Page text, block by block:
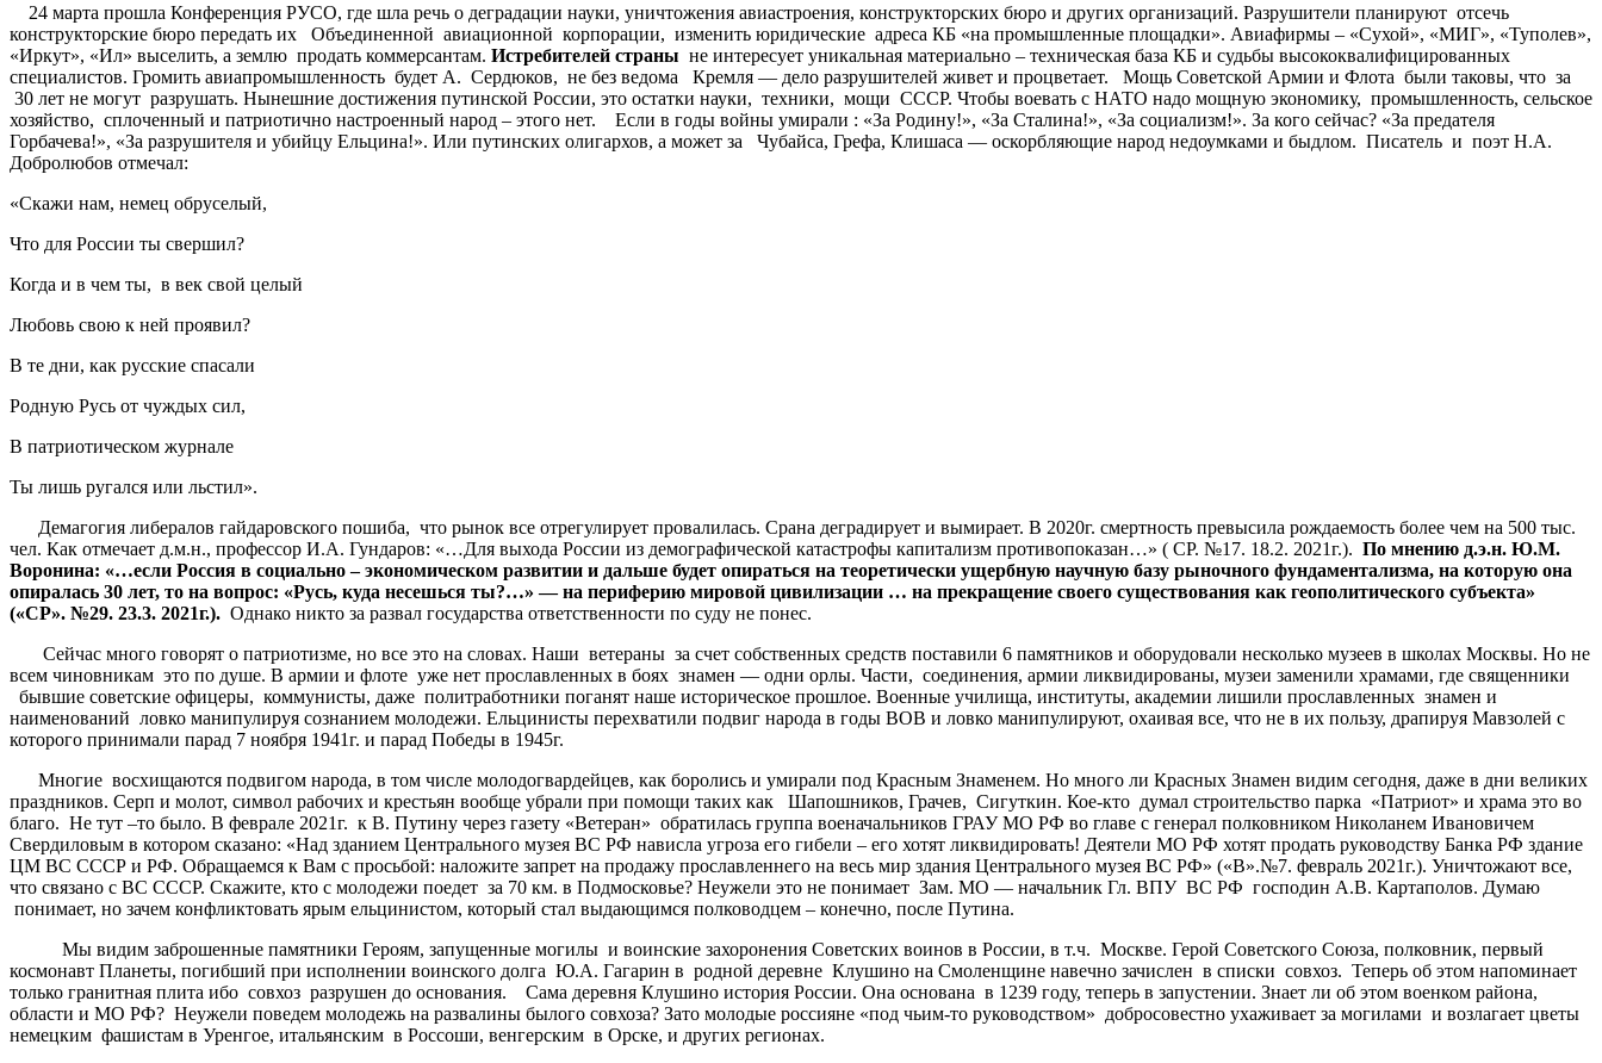
24 марта прошла Конференция РУСО, где шла речь о деградации науки, уничтожения авиастроения, конструкторских бюро и других организаций. Разрушители планируют отсечь
конструкторские бюро передать их Объединенной авиационной корпорации, изменить юридические адреса КБ «на промышленные площадки». Авиафирмы – «Сухой», «МИГ», «Туполев»,
«Иркут», «Ил» выселить, а землю продать коммерсантам. Истребителей страны не интересует уникальная материально – техническая база КБ и судьбы высококвалифицированных
специалистов. Громить авиапромышленность будет А. Сердюков, не без ведома Кремля — дело разрушителей живет и процветает. Мощь Советской Армии и Флота были таковы, что за
30 лет не могут разрушать. Нынешние достижения путинской России, это остатки науки, техники, мощи СССР. Чтобы воевать с НАТО надо мощную экономику, промышленность, сельское
хозяйство, сплоченный и патриотично настроенный народ – этого нет. Если в годы войны умирали : «За Родину!», «За Сталина!», «За социализм!». За кого сейчас? «За предателя
Горбачева!», «За разрушителя и убийцу Ельцина!». Или путинских олигархов, а может за Чубайса, Грефа, Клишаса — оскорбляющие народ недоумками и быдлом. Писатель и поэт Н.А.
Добролюбов отмечал:
«Скажи нам, немец обруселый,
Что для России ты свершил?
Когда и в чем ты, в век свой целый
Любовь свою к ней проявил?
В те дни, как русские спасали
Родную Русь от чуждых сил,
В патриотическом журнале
Ты лишь ругался или льстил».
Демагогия либералов гайдаровского пошиба, что рынок все отрегулирует провалилась. Срана деградирует и вымирает. В 2020г. смертность превысила рождаемость более чем на 500 тыс.
чел. Как отмечает д.м.н., профессор И.А. Гундаров: «…Для выхода России из демографической катастрофы капитализм противопоказан…» ( СР. №17. 18.2. 2021г.). По мнению д.э.н. Ю.М.
Воронина: «…если Россия в социально – экономическом развитии и дальше будет опираться на теоретически ущербную научную базу рыночного фундаментализма, на которую она
опиралась 30 лет, то на вопрос: «Русь, куда несешься ты?…» —на периферию мировой цивилизации … на прекращение своего существования как геополитического субъекта»
(«СР». №29. 23.3. 2021г.). Однако никто за развал государства ответственности по суду не понес.
Сейчас много говорят о патриотизме, но все это на словах. Наши ветераны за счет собственных средств поставили 6 памятников и оборудовали несколько музеев в школах Москвы. Но не
всем чиновникам это по душе. В армии и флоте уже нет прославленных в боях знамен — одни орлы. Части, соединения, армии ликвидированы, музеи заменили храмами, где священники
бывшие советские офицеры, коммунисты, даже политработники поганят наше историческое прошлое. Военные училища, институты, академии лишили прославленных знамен и
наименований ловко манипулируя сознанием молодежи. Ельцинисты перехватили подвиг народа в годы ВОВ и ловко манипулируют, охаивая все, что не в их пользу, драпируя Мавзолей с
которого принимали парад 7 ноября 1941г. и парад Победы в 1945г.
Многие восхищаются подвигом народа, в том числе молодогвардейцев, как боролись и умирали под Красным Знаменем. Но много ли Красных Знамен видим сегодня, даже в дни великих
праздников. Серп и молот, символ рабочих и крестьян вообще убрали при помощи таких как Шапошников, Грачев, Сигуткин. Кое-кто думал строительство парка «Патриот» и храма это во
благо. Не тут –то было. В феврале 2021г. к В. Путину через газету «Ветеран» обратилась группа военачальников ГРАУ МО РФ во главе с генерал полковником Николанем Ивановичем
Свердиловым в котором сказано: «Над зданием Центрального музея ВС РФ нависла угроза его гибели – его хотят ликвидировать! Деятели МО РФ хотят продать руководству Банка РФ здание
ЦМ ВС СССР и РФ. Обращаемся к Вам с просьбой: наложите запрет на продажу прославленнего на весь мир здания Центрального музея ВС РФ» («В».№7. февраль 2021г.). Уничтожают все,
что связано с ВС СССР. Скажите, кто с молодежи поедет за 70 км. в Подмосковье? Неужели это не понимает Зам. МО — начальник Гл. ВПУ ВС РФ господин А.В. Картаполов. Думаю
понимает, но зачем конфликтовать ярым ельцинистом, который стал выдающимся полководцем – конечно, после Путина.
Мы видим заброшенные памятники Героям, запущенные могилы и воинские захоронения Советских воинов в России, в т.ч. Москве. Герой Советского Союза, полковник, первый
космонавт Планеты, погибший при исполнении воинского долга Ю.А. Гагарин в родной деревне Клушино на Смоленщине навечно зачислен в списки совхоз. Теперь об этом напоминает
только гранитная плита ибо совхоз разрушен до основания. Сама деревня Клушино история России. Она основана в 1239 году, теперь в запустении. Знает ли об этом военком района,
области и МО РФ? Неужели поведем молодежь на развалины былого совхоза? Зато молодые россияне «под чьим-то руководством» добросовестно ухаживает за могилами и возлагает цветы
немецким фашистам в Уренгое, итальянским в Россоши, венгерским в Орске, и других регионах.